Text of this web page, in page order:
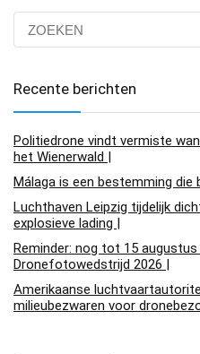
Recente berichten
Politiedrone vindt vermiste
het Wienerwald |
Málaga is een bestemming die
Luchthaven Leipzig tijdelijk
explosieve lading |
Reminder: nog tot 15
Dronefotowedstrijd 2026 |
Amerikaanse
milieubezwaren voor